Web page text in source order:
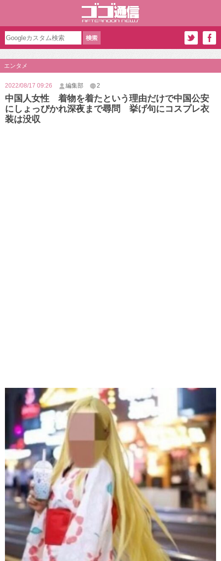
エンタメ
2022/08/17 09:26 編集部 2
中国人女性 着物を着たという理由だけで中国公安
にしょっぴかれ深夜まで尋問 挙げ句にコスプレ衣
装は没収